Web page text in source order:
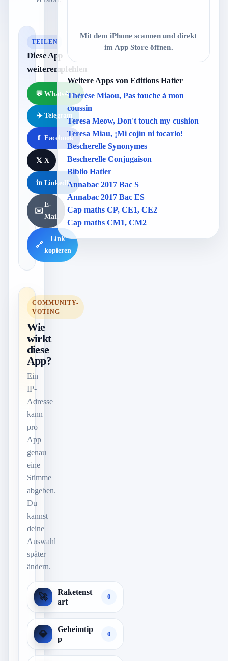
TEILEN
Diese App
weiterempfehlen
💬 WhatsApp
✈️ Telegram
f Facebook
𝕏 X
in LinkedIn
✉️
E-
Mail
🔗
Link
kopieren
COMMUNITY-
VOTING
Wie
wirkt
diese
App?
Ein
IP-
Adresse
kann
pro
App
genau
eine
Stimme
abgeben.
Du
kannst
deine
Auswahl
später
ändern.
🚀
Raketenst
art
0
💎
Geheimtip
p
0
Mit dem iPhone scannen und direkt
im App Store öffnen.
Weitere Apps von Editions Hatier
Thérèse Miaou, Pas touche à mon
coussin
Teresa Meow, Don't touch my cushion
Teresa Miau, ¡Mi cojín ni tocarlo!
Bescherelle Synonymes
Bescherelle Conjugaison
Biblio Hatier
Annabac 2017 Bac S
Annabac 2017 Bac ES
Cap maths CP, CE1, CE2
Cap maths CM1, CM2